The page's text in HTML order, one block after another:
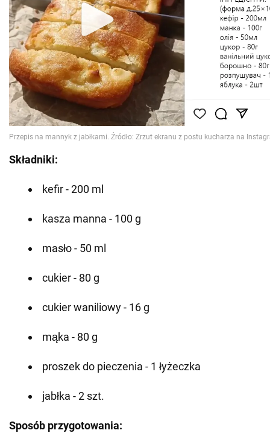
Składniki:
kefir - 200 ml
kasza manna - 100 g
masło - 50 ml
cukier - 80 g
cukier waniliowy - 16 g
mąka - 80 g
proszek do pieczenia - 1 łyżeczka
jabłka - 2 szt.
Sposób przygotowania: